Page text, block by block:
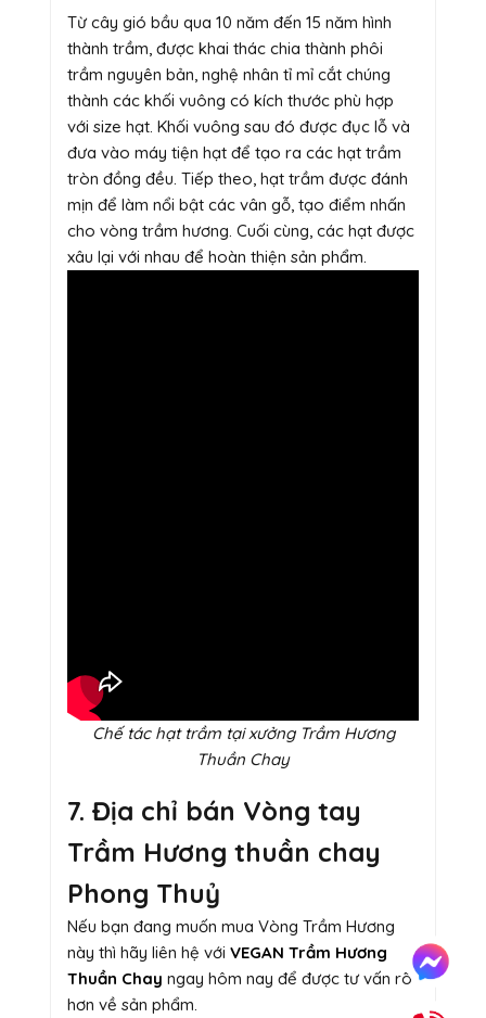
Từ cây gió bầu qua 10 năm đến 15 năm hình
thành trầm, được khai thác chia thành phôi
trầm nguyên bản, nghệ nhân tỉ mỉ cắt chúng
thành các khối vuông có kích thước phù hợp
với size hạt. Khối vuông sau đó được đục lỗ và
đưa vào máy tiện hạt để tạo ra các hạt trầm
tròn đồng đều. Tiếp theo, hạt trầm được đánh
mịn để làm nổi bật các vân gỗ, tạo điểm nhấn
cho vòng trầm hương. Cuối cùng, các hạt được
xâu lại với nhau để hoàn thiện sản phẩm.
Chế tác hạt trầm tại xưởng Trầm Hương
Thuần Chay
7. Địa chỉ bán Vòng tay
Trầm Hương thuần chay
Phong Thuỷ
Nếu bạn đang muốn mua Vòng Trầm Hương
này thì hãy liên hệ với VEGAN Trầm Hương
Thuần Chay ngay hôm nay để được tư vấn rõ
hơn về sản phẩm.